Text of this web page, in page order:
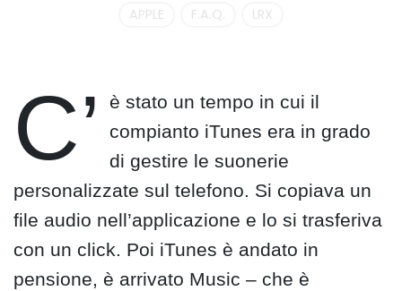
APPLE F.A.Q. LRX
C’
è stato un tempo in cui il
compianto iTunes era in grado
di gestire le suonerie
personalizzate sul telefono. Si copiava un
file audio nell’applicazione e lo si trasferiva
con un click. Poi iTunes è andato in
pensione, è arrivato Music – che è